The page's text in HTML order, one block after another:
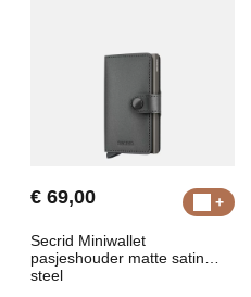
€ 69,00
Secrid Miniwallet
pasjeshouder matte satin
steel